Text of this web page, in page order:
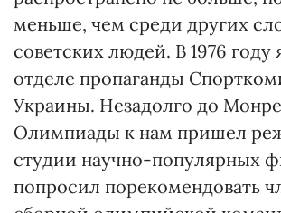
меньше, чем среди других
советских людей. В 1976 году
отделе пропаганды
Украины. Незадолго до
Олимпиады к нам пришел
студии научно-популярных
попросил порекомендовать